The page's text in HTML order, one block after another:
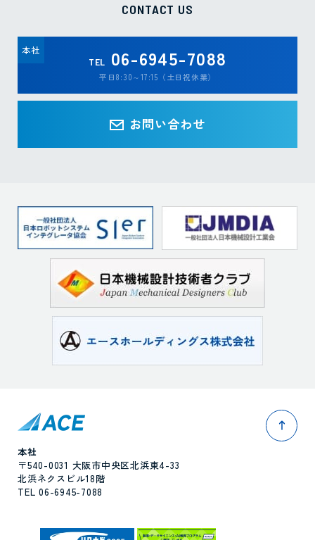
CONTACT US
本社
TEL 06-6945-7088
平日8:30～17:15（土日祝休業）
お問い合わせ
本社
〒540-0031 大阪市中央区北浜東4-33
北浜ネクスビル18階
TEL 06-6945-7088